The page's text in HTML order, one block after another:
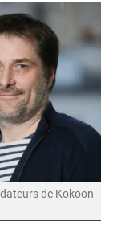
de Kokoon